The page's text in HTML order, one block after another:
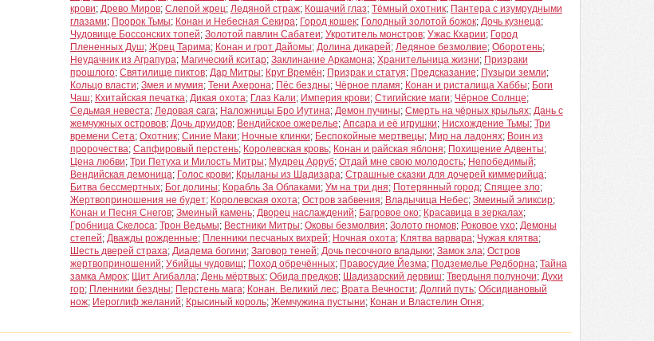
крови; Древо Миров; Слепой жрец; Ледяной страж; Кошачий глаз; Тёмный охотник; Пантера с изумрудными
глазами; Пророк Тьмы; Конан и Небесная Секира; Город кошек; Голодный золотой божок; Дочь кузнеца;
Чудовище Боссонских топей; Золотой павлин Сабатеи; Укротитель монстров; Ужас Кхарии; Город
Плененных Душ; Жрец Тарима; Конан и грот Дайомы; Долина дикарей; Ледяное безмолвие; Оборотень;
Неудачник из Аграпура; Магический кситар; Заклинание Аркамона; Хранительница жизни; Призраки
прошлого; Святилище пиктов; Дар Митры; Круг Времён; Призрак и статуя; Предсказание; Пузыри земли;
Кольцо власти; Змея и мумия; Тени Ахерона; Пёс бездны; Чёрное пламя; Конан и ристалища Хаббы; Боги
Чаш; Кхитайская печатка; Дикая охота; Глаз Кали; Империя крови; Стигийские маги; Чёрное Солнце;
Седьмая невеста; Ледовая сага; Наложницы Бро Иутина; Демон пучины; Смерть на чёрных крыльях; Дань с
жемчужных островов; Дочь друидов; Вендийское ожерелье; Апсара и её игрушки; Нисхождение Тьмы; Три
времени Сета; Охотник; Синие Маки; Ночные клинки; Беспокойные мертвецы; Мир на ладонях; Воин из
пророчества; Сапфировый перстень; Королевская кровь; Конан и райская яблоня; Похищение Адвенты;
Цена любви; Три Петуха и Милость Митры; Мудрец Арруб; Отдай мне свою молодость; Непобедимый;
Вендийская демоница; Голос крови; Крыланы из Шадизара; Страшные сказки для дочерей киммерийца;
Битва бессмертных; Бог долины; Корабль За Облаками; Ум на три дня; Потерянный город; Спящее зло;
Жертвоприношения не будет; Королевская охота; Остров забвения; Владычица Небес; Змеиный эликсир;
Конан и Песня Снегов; Змеиный камень; Дворец наслаждений; Багровое око; Красавица в зеркалах;
Гробница Скелоса; Трон Ведьмы; Вестники Митры; Оковы безмолвия; Золото гномов; Роковое ухо; Демоны
степей; Дважды рожденные; Пленники песчаных вихрей; Ночная охота; Клятва варвара; Чужая клятва;
Шесть дверей страха; Диадема богини; Заговор теней; Дочь песочного владыки; Замок зла; Остров
жертвоприношений; Убийцы чудовищ; Поход обречённых; Правосудие Йезма; Подземелье Редборна; Тайна
замка Амрок; Щит Агибалла; День мёртвых; Обида предков; Шадизарский дервиш; Твердыня полуночи; Духи
гор; Пленники бездны; Перстень мага; Конан. Великий лес; Врата Вечности; Долгий путь; Обсидиановый
нож; Иероглиф желаний; Крысиный король; Жемчужина пустыни; Конан и Властелин Огня;